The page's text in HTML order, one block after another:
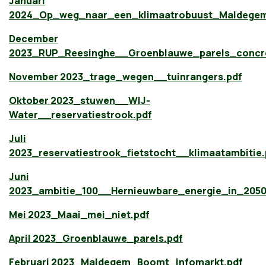
December
November 2023_trage_wegen__tuinrangers.pdf
Oktober 2023_stuwen__WIJ-
Water__reservatiestrook.pdf
Juli
Juni
Mei 2023_Maai_mei_niet.pdf
April 2023_Groenblauwe_parels.pdf
Februari 2023_Maldegem_Boomt_infomarkt.pdf